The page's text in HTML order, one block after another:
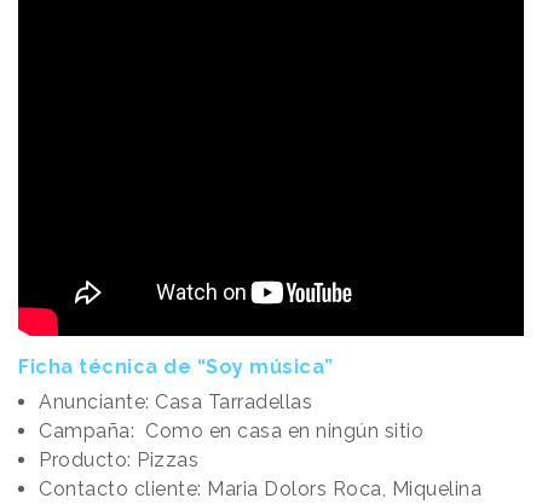
Ficha técnica de “Soy música”
Anunciante: Casa Tarradellas
Campaña: Como en casa en ningún sitio
Producto: Pizzas
Contacto cliente: Maria Dolors Roca, Miquelina